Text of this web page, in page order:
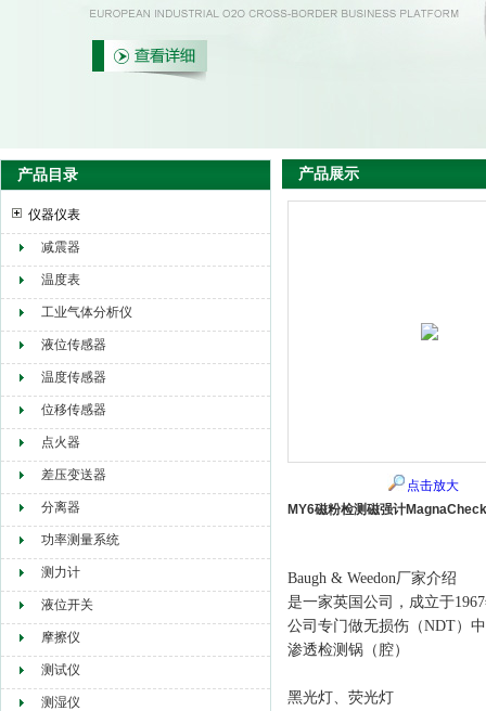
赫尔纳贸易（大连）有限公司
产品目录
仪器仪表
减震器
温度表
工业气体分析仪
液位传感器
温度传感器
位移传感器
点火器
差压变送器
分离器
功率测量系统
测力计
液位开关
摩擦仪
测试仪
测湿仪
产品展示
点击放大
MY6磁粉检测磁强计MagnaCheck
Baugh & Weedon厂家介绍
是一家英国公司，成立于
公司专门做无损伤（NDT）
渗透检测锅（腔）
黑光灯、荧光灯